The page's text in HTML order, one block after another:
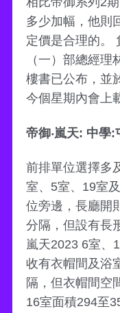
多少加幅，他則
定價是合理的。
（一）部總經理
樓書已公布，並
今個星期內會上
帝御‧嵐天: 中學:
前排單位選擇多
室、5室、19室
位旁邊，長廳開
分隔，但設有長
嵐天2023 6室、
收有衣帽間及浴
隔，但衣帽間空
16室面積294至